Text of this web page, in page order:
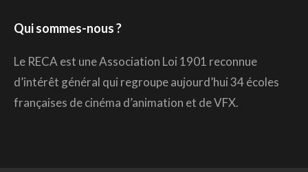
Qui sommes-nous ?
Le RECA est une Association Loi 1901 reconnue
d’intérêt général qui regroupe aujourd’hui 34 écoles
françaises de cinéma d’animation et de VFX.